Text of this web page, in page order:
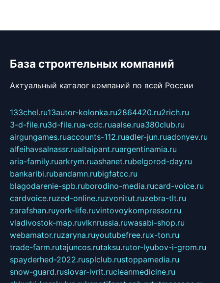
База строительных компаний
Актуальный каталог компаний по всей России
133chel.ru13autor-kolonka.ru2864420.ru2rich.ru
3-d-file.ru3d-file.rua-cdc.ruaalse.rua380club.ru
airgungames.ruaccounts-112.ruadler-jun.ruadonyev.ru
alfeihavsalnassr.rualtaipant.ruargentinamia.ru
aria-family.ruarkrym.ruashanet.rubelgorod-day.ru
bankaribi.rubandamn.rubigfatcc.ru
blagodarenie-spb.ruborodino-media.rucard-voice.ru
cardvoice.ruzed-online.ruzvonitut.ruzebra-tlt.ru
zarafshan.ruyork-life.ruvintovoykompressor.ru
vladivostok-map.ruvlknrussia.ruwasabi-shop.ru
webamator.ruzaryna.ruyoutubefree.rux-ton.ru
trade-farm.rutajuncos.rutaksu.rutor-lyubov-i-grom.ru
spayderhed-2022.rusplclub.rustoppamedia.ru
snow-guard.ruslovar-ivrit.rucleanmedicine.ru